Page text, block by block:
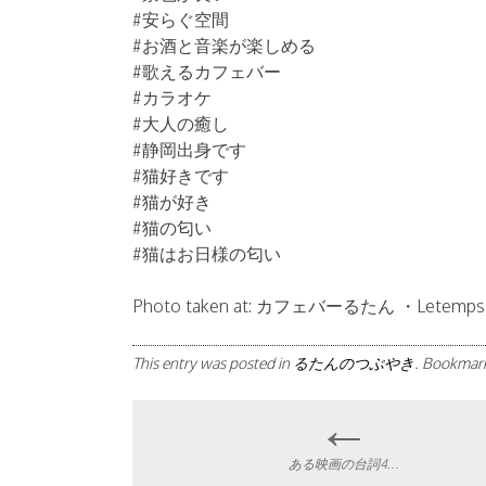
#安らぐ空間
#お酒と音楽が楽しめる
#歌えるカフェバー
#カラオケ
#大人の癒し
#静岡出身です
#猫好きです
#猫が好き
#猫の匂い
#猫はお日様の匂い
Photo taken at: カフェバーるたん ・Letemps
This entry was posted in るたんのつぶやき.
←
ある映画の台詞4…